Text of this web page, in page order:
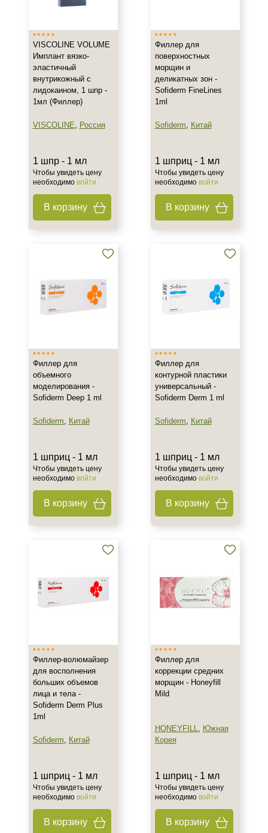
VISCOLINE VOLUME
Имплант вязко-
эластичный
внутрикожный с
лидокаином, 1 шпр -
1мл (Филлер)
VISCOLINE, Россия
1 шпр - 1 мл
Чтобы увидеть цену
необходимо войти
В корзину
Филлер для
поверхностных
морщин и
деликатных зон -
Sofiderm FineLines
1ml
Sofiderm, Китай
1 шприц - 1 мл
Чтобы увидеть цену
необходимо войти
В корзину
Филлер для
объемного
моделирования -
Sofiderm Deep 1 ml
Sofiderm, Китай
1 шприц - 1 мл
Чтобы увидеть цену
необходимо войти
В корзину
Филлер для
контурной пластики
универсальный -
Sofiderm Derm 1 ml
Sofiderm, Китай
1 шприц - 1 мл
Чтобы увидеть цену
необходимо войти
В корзину
Филлер-волюмайзер
для восполнения
больших объемов
лица и тела -
Sofiderm Derm Plus
1ml
Sofiderm, Китай
1 шприц - 1 мл
Чтобы увидеть цену
необходимо войти
В корзину
Филлер для
коррекции средних
морщин - Honeyfill
Mild
HONEYFILL, Южная
Корея
1 шприц - 1 мл
Чтобы увидеть цену
необходимо войти
В корзину